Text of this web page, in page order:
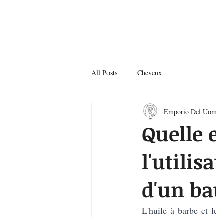
All Posts Cheveux
Quelle
d'un
Emporio Del
L'huile à barbe et